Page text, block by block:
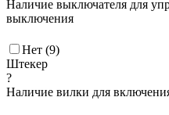
Наличие выключателя для
выключения
Нет (9)
Штекер
?
Наличие вилки для